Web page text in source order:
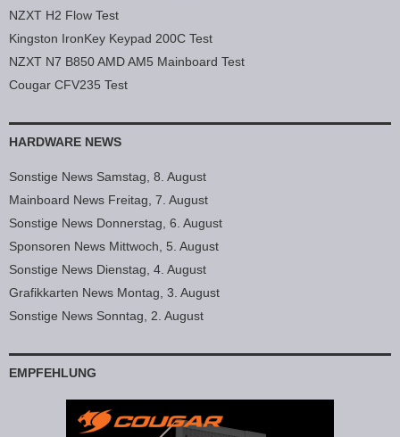
NZXT H2 Flow Test
Kingston IronKey Keypad 200C Test
NZXT N7 B850 AMD AM5 Mainboard Test
Cougar CFV235 Test
HARDWARE NEWS
Sonstige News Samstag, 8. August
Mainboard News Freitag, 7. August
Sonstige News Donnerstag, 6. August
Sponsoren News Mittwoch, 5. August
Sonstige News Dienstag, 4. August
Grafikkarten News Montag, 3. August
Sonstige News Sonntag, 2. August
EMPFEHLUNG